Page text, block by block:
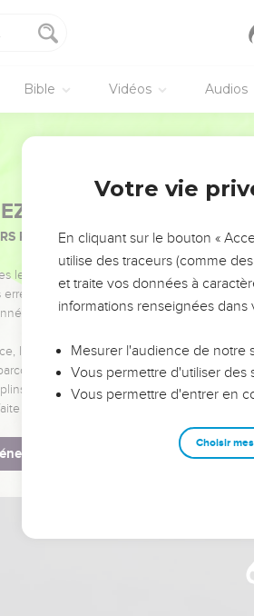
Bible Vidéos Audios
PAS L’ÉVÉNEMENT DE
POUVAIENT VOUS ÉVITER LES
leaders pour leurs réussites, leur impact,
et les saisons difficiles qu'ils ont
leaders, entrepreneurs, et responsables
et les clés pour avancer avec plus
Que vous guidiez un ministère, une
pour vous.
Votre vie
En cliquant sur le bouton «
utilise des traceurs (comme
et traite vos données à
informations renseignées dans
Mesurer l'audience de notre
Vous permettre d'utiliser des
Vous permettre d'entrer en
Choisir